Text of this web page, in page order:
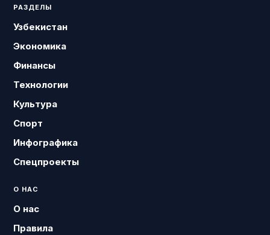
РАЗДЕЛЫ
Узбекистан
Экономика
Финансы
Технологии
Культура
Спорт
Инфографика
Спецпроекты
О НАС
О нас
Правила